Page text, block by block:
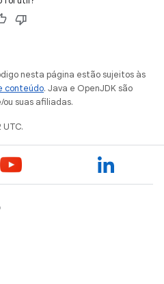
nesta página estão sujeitos às
conteúdo. Java e OpenJDK são
suas afiliadas.